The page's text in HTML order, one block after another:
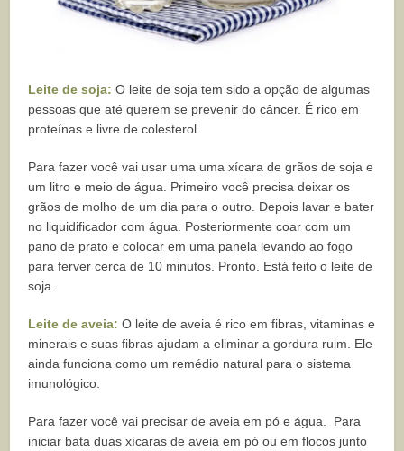
Leite de soja: O leite de soja tem sido a opção de algumas
pessoas que até querem se prevenir do câncer. É rico em
proteínas e livre de colesterol.
Para fazer você vai usar uma uma xícara de grãos de soja e
um litro e meio de água. Primeiro você precisa deixar os
grãos de molho de um dia para o outro. Depois lavar e bater
no liquidificador com água. Posteriormente coar com um
pano de prato e colocar em uma panela levando ao fogo
para ferver cerca de 10 minutos. Pronto. Está feito o leite de
soja.
Leite de aveia: O leite de aveia é rico em fibras, vitaminas e
minerais e suas fibras ajudam a eliminar a gordura ruim. Ele
ainda funciona como um remédio natural para o sistema
imunológico.
Para fazer você vai precisar de aveia em pó e água. Para
iniciar bata duas xícaras de aveia em pó ou em flocos junto